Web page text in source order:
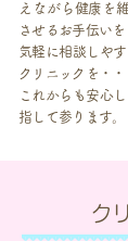
えながら健康を
させるお手伝い
気軽に相談しや
クリニックを・・
これからも安心
指して参ります。
ク